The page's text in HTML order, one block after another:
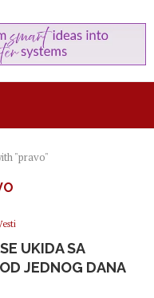
"pravo"
UKIDA SA
JEDNOG DANA